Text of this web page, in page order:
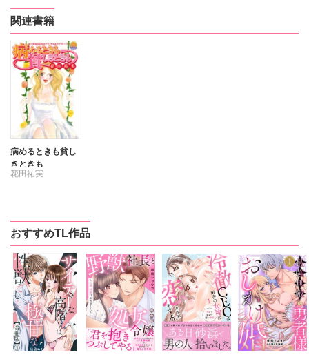
関連書籍
病めるときも貧し
きときも
花田祐実
おすすめTL作品